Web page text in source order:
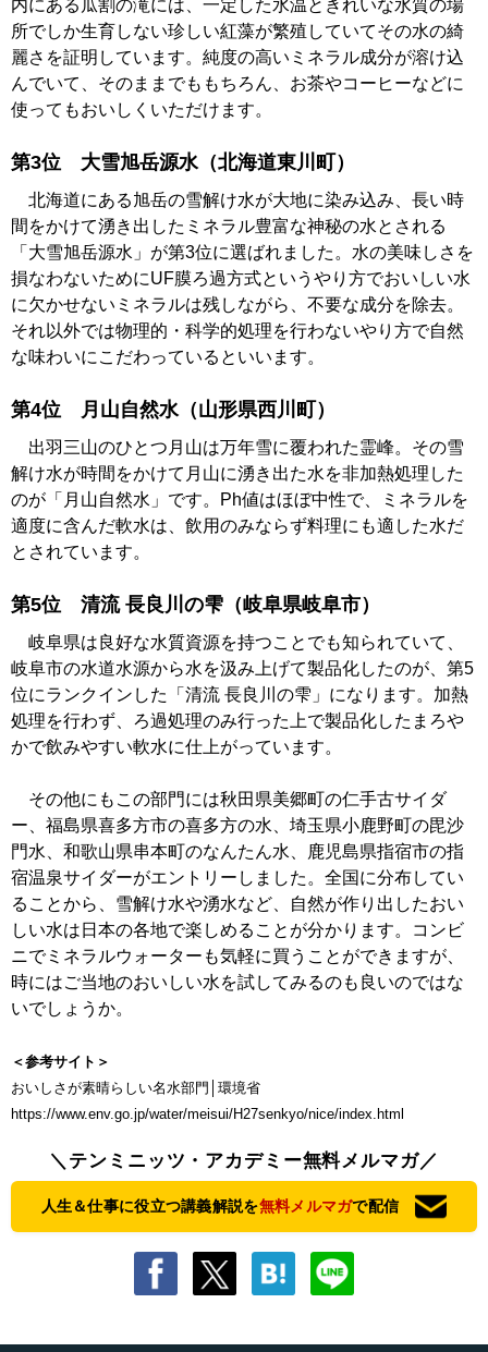
内にある瓜割の滝には、一定した水温ときれいな水質の場
所でしか生育しない珍しい紅藻が繁殖していてその水の綺
麗さを証明しています。純度の高いミネラル成分が溶け込
んでいて、そのままでももちろん、お茶やコーヒーなどに
使ってもおいしくいただけます。
第3位 大雪旭岳源水（北海道東川町）
北海道にある旭岳の雪解け水が大地に染み込み、長い時
間をかけて湧き出したミネラル豊富な神秘の水とされる
「大雪旭岳源水」が第3位に選ばれました。水の美味しさを
損なわないためにUF膜ろ過方式というやり方でおいしい水
に欠かせないミネラルは残しながら、不要な成分を除去。
それ以外では物理的・科学的処理を行わないやり方で自然
な味わいにこだわっているといいます。
第4位 月山自然水（山形県西川町）
出羽三山のひとつ月山は万年雪に覆われた霊峰。その雪
解け水が時間をかけて月山に湧き出た水を非加熱処理した
のが「月山自然水」です。Ph値はほぼ中性で、ミネラルを
適度に含んだ軟水は、飲用のみならず料理にも適した水だ
とされています。
第5位 清流 長良川の雫（岐阜県岐阜市）
岐阜県は良好な水質資源を持つことでも知られていて、
岐阜市の水道水源から水を汲み上げて製品化したのが、第5
位にランクインした「清流 長良川の雫」になります。加熱
処理を行わず、ろ過処理のみ行った上で製品化したまろや
かで飲みやすい軟水に仕上がっています。
その他にもこの部門には秋田県美郷町の仁手古サイダ
ー、福島県喜多方市の喜多方の水、埼玉県小鹿野町の毘沙
門水、和歌山県串本町のなんたん水、鹿児島県指宿市の指
宿温泉サイダーがエントリーしました。全国に分布してい
ることから、雪解け水や湧水など、自然が作り出したおい
しい水は日本の各地で楽しめることが分かります。コンビ
ニでミネラルウォーターも気軽に買うことができますが、
時にはご当地のおいしい水を試してみるのも良いのではな
いでしょうか。
＜参考サイト＞
おいしさが素晴らしい名水部門│環境省
https://www.env.go.jp/water/meisui/H27senkyo/nice/index.html
＼テンミニッツ・アカデミー無料メルマガ／
人生＆仕事に役立つ講義解説を無料メルマガで配信